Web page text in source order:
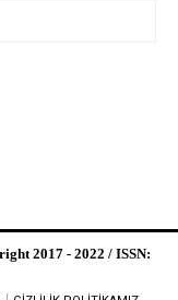
2017 - 2022 / ISSN: